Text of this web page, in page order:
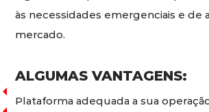
às necessidades emergenciais e de
mercado.
ALGUMAS VANTAGENS:
Plataforma adequada a sua